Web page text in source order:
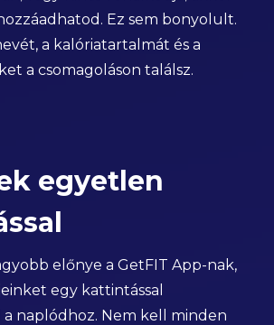
Ez sem bonyolult.
a kalóriatartalmát és a
a csomagoláson találsz.
egyetlen
előnye a GetFIT App-nak,
egy kattintással
a naplódhoz. Nem kell minden